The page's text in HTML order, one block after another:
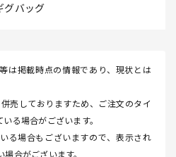
グバッグ
は掲載時点の情報であり、現状とは
売しておりますため、ご注文のタイ
る場合がございます。
る場合もございますので、表示され
合がございます。